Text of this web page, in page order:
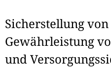
Sicherstellung
Gewährleistung
und